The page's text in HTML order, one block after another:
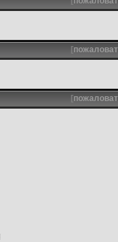
[
[